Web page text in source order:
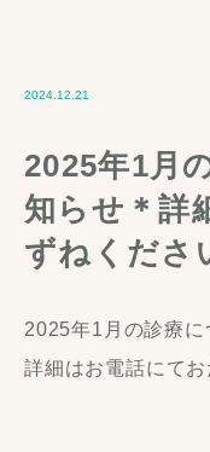
2024.12.21
2025年1月
知らせ＊詳
ずねくださ
2025年1月の診療に
詳細はお電話にてお